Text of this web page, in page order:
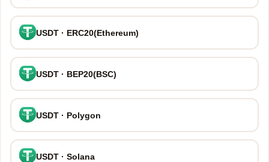
USDT · ERC20(Ethereum)
USDT · BEP20(BSC)
USDT · Polygon
USDT · Solana